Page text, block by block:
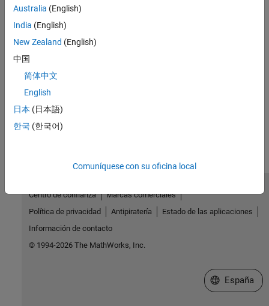
Solución de problemas
Australia (English)
India (English)
New Zealand (English)
中国
简体中文
English
日本 (日本語)
한국 (한국어)
Comuníquese con su oficina local
Centro de confianza
Marcas comerciales
Política de privacidad
Antipiratería
Estado de las aplicaciones
Información de contacto
© 1994-2026 The MathWorks, Inc.
Seleccione
España